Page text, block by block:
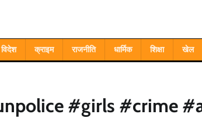
क्राइम राजनीति धार्मिक शिक्षा खेल
#girls #crime